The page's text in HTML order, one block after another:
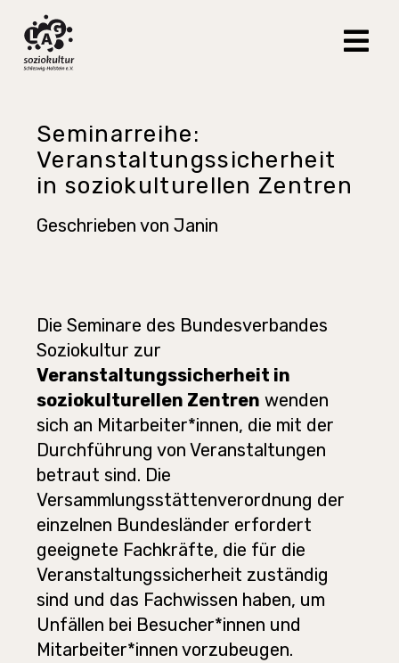
Seminarreihe:
Veranstaltungssicherheit
in soziokulturellen Zentren
Geschrieben von Janin
Die Seminare des Bundesverbandes
Soziokultur zur
Veranstaltungssicherheit in
soziokulturellen Zentren wenden
sich an Mitarbeiter*innen, die mit der
Durchführung von Veranstaltungen
betraut sind. Die
Versammlungsstättenverordnung der
einzelnen Bundesländer erfordert
geeignete Fachkräfte, die für die
Veranstaltungssicherheit zuständig
sind und das Fachwissen haben, um
Unfällen bei Besucher*innen und
Mitarbeiter*innen vorzubeugen.